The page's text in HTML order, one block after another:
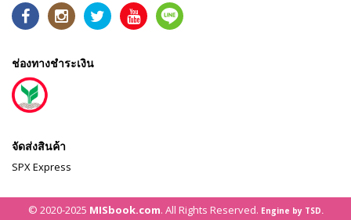
ช่องทางชำระเงิน
จัดส่งสินค้า
SPX Express
© 2020-2025 MISbook.com. All Rights Reserved. Engine by TSD.